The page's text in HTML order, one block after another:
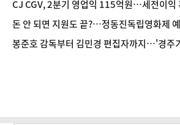
CJ CGV, 2분기 영업익 115억원…세전이익
돈 안 되면 지원도 끝?…정동진독립영화제
[초점]
봉준호 감독부터 김민경 편집자까지…'경주